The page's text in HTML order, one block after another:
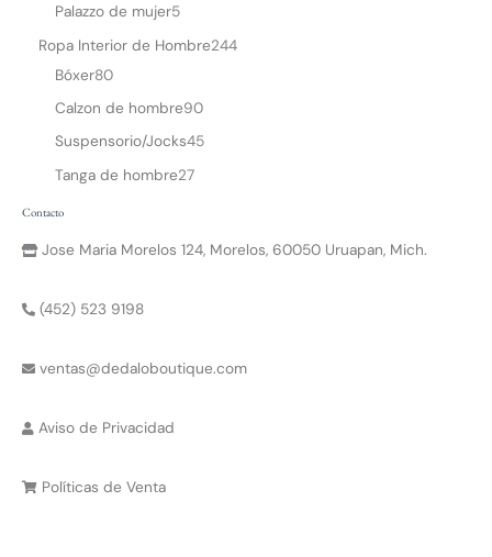
Palazzo de mujer5
Ropa Interior de Hombre244
Bóxer80
Calzon de hombre90
Suspensorio/Jocks45
Tanga de hombre27
Contacto
Jose Maria Morelos 124, Morelos, 60050 Uruapan, Mich.
(452) 523 9198
ventas@dedaloboutique.com
Aviso de Privacidad
Políticas de Venta